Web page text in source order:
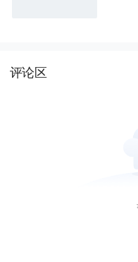
评论区